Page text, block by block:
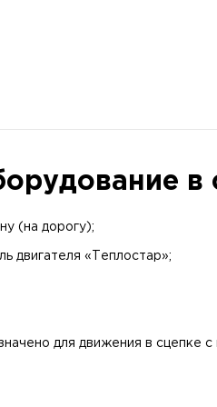
в
(на дорогу);
двигателя «Теплостар»;
для движения в сцепке с